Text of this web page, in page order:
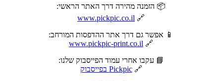
📦 הזמנה מהירה דרך האתר הראשי:
🔗
www.pickpic.co.il
📱 אפשר גם דרך אתר ההדפסות המורחב:
🔗
www.pickpic-print.co.il
📘 עקבו אחרי עמוד הפייסבוק שלנו:
🔗Pickpic בפייסבוק